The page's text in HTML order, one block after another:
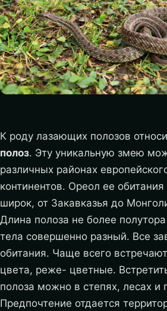
К роду лазающих полозов
полоз. Эту уникальную змею
различных районах
континентов. Ореол ее
широк, от Закавказья до
Длина полоза не более
тела совершенно разный. Все
обитания. Чаще всего
цвета, реже- цветные.
полоза можно в степях, лесах и
Предпочтение отдается